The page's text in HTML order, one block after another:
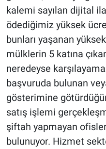
kalemi sayılan dijital
ödediğimiz yüksek
bunları yaşanan
mülklerin 5 katına
neredeyse
başvuruda bulunan
gösterimine
satış işlemi
şiftah yapmayan
bulunuyor. Hizmet